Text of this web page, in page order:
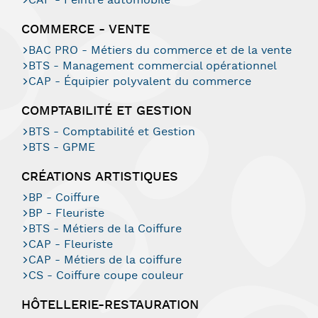
COMMERCE - VENTE
BAC PRO - Métiers du commerce et de la vente
BTS - Management commercial opérationnel
CAP - Équipier polyvalent du commerce
COMPTABILITÉ ET GESTION
BTS - Comptabilité et Gestion
BTS - GPME
CRÉATIONS ARTISTIQUES
BP - Coiffure
BP - Fleuriste
BTS - Métiers de la Coiffure
CAP - Fleuriste
CAP - Métiers de la coiffure
CS - Coiffure coupe couleur
HÔTELLERIE-RESTAURATION